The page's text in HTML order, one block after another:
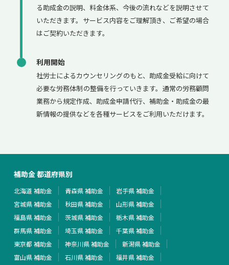
る助成金の説明、料金体系、今後の流れなどを説明させて
いただきます。サービス内容をご理解頂き、ご希望の場合
はご契約いただきます。
利用開始
社労士によるカウンセリングのもと、助成金受給に向けて
必要な労務体制の整備を行っていきます。通常の労務顧問
業務から規定作成、助成金申請代行、補助金・助成金の最
新情報の提供などを各種サービスをご利用いただけます。
補助金 都道府県別
北海道 補助金 青森県 補助金
岩手県 補助金
宮城県 補助金
秋田県 補助金
山形県 補助金
福島県 補助金
茨城県 補助金
栃木県 補助金
群馬県 補助金
埼玉県 補助金
千葉県 補助金
東京都 補助金
神奈川県 補助金
新潟県 補助金
富山県 補助金
石川県 補助金
福井県 補助金